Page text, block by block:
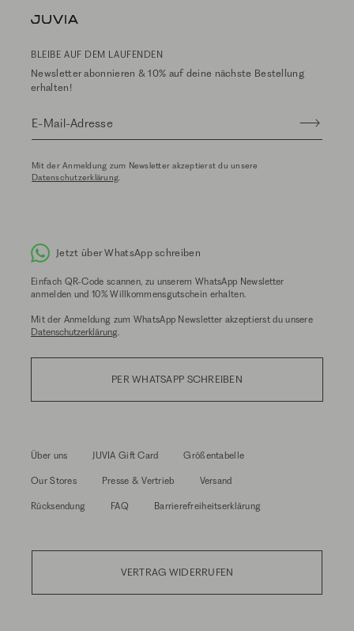
BLEIBE AUF DEM LAUFENDEN
Newsletter abonnieren & 10% auf deine nächste Bestellung
erhalten!
E-Mail-Adresse
Mit der Anmeldung zum Newsletter akzeptierst du unsere
Datenschutzerklärung.
Jetzt über WhatsApp schreiben
Einfach QR-Code scannen, zu unserem WhatsApp Newsletter
anmelden und 10% Willkommensgutschein erhalten.
Mit der Anmeldung zum WhatsApp Newsletter akzeptierst du unsere
Datenschutzerklärung.
PER WHATSAPP SCHREIBEN
Über uns JUVIA Gift Card Größentabelle
Our Stores Presse & Vertrieb Versand
Rücksendung FAQ Barrierefreiheitserklärung
VERTRAG WIDERRUFEN